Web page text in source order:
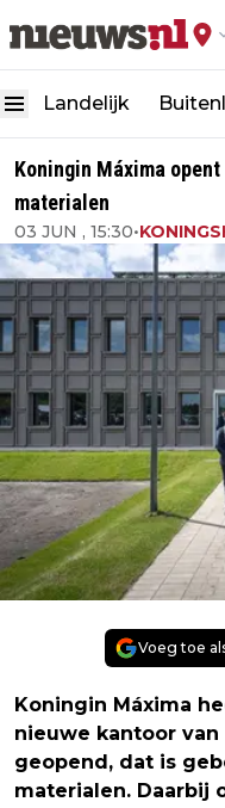
Landelijk
Koningin Máxima
materialen
03 JUN , 15:30•
Voeg toe
Koningin Máxima
nieuwe kantoor
geopend, dat is
materialen. Daarbij